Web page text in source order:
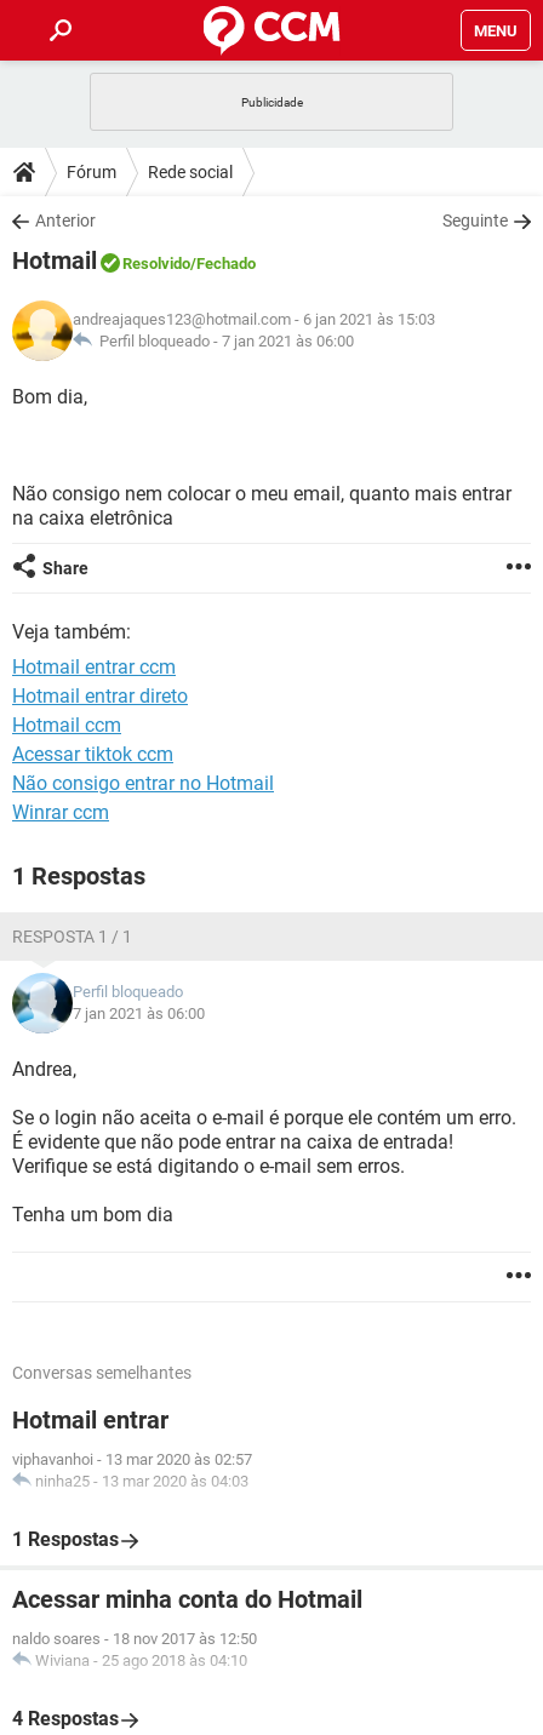
MENU
CELULAR
OUTLOOK
INSTAGRAM
GUIA DE COMPRAS
DICAS
JOGOS
INSTAGRAM GMAIL
GUIA DE COMPRAS
DOWNLOADS
JOGOS
CELULAR
OUTLOOK EXCEL
INSTAGRAM
JOGOS WHATSAPP
CELULAR
OUTLOOK
GUIA DE COMPRAS
GLOSSÁRIO
JOGOS
INSTAGRAM
GUIA DE COMPRAS
Fórum Rede social
Anterior Seguinte
Hotmail Resolvido/Fechado
andreajaques123@hotmail.com - 6 jan 2021 às 15:03
Perfil bloqueado - 7 jan 2021 às 06:00
Bom dia,
Não consigo nem colocar o meu email, quanto mais entrar
na caixa eletrônica
Share
Veja também:
Hotmail entrar ccm
Hotmail entrar direto
Hotmail ccm
Acessar tiktok ccm
Não consigo entrar no Hotmail
Winrar ccm
1 Respostas
RESPOSTA 1 / 1
Perfil bloqueado
7 jan 2021 às 06:00
Andrea,
Se o login não aceita o e-mail é porque ele contém um erro.
É evidente que não pode entrar na caixa de entrada!
Verifique se está digitando o e-mail sem erros.
Tenha um bom dia
Conversas semelhantes
Hotmail entrar
viphavanhoi - 13 mar 2020 às 02:57
ninha25 - 13 mar 2020 às 04:03
1 Respostas
Acessar minha conta do Hotmail
naldo soares - 18 nov 2017 às 12:50
Wiviana - 25 ago 2018 às 04:10
4 Respostas